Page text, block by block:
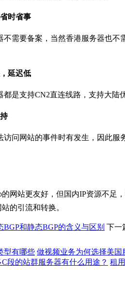
时省事
不需要备案，当然香港服务器也
延迟低
都是支持CN2直连线路，支持大陆
访问网站的事件时有发生，因此
网站更友好，但国内IP资源不足
的引流和转换。
和静态BGP的含义与区别 下一
型有哪些 做视频业务为何选择美国
C段的站群服务器有什么用途？ 租